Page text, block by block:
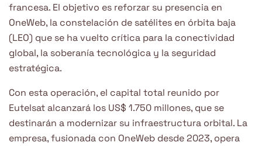
francesa. El objetivo es reforzar su presencia en
OneWeb, la constelación de satélites en órbita baja
(LEO) que se ha vuelto crítica para la conectividad
global, la soberanía tecnológica y la seguridad
estratégica.
Con esta operación, el capital total reunido por
Eutelsat alcanzará los US$ 1.750 millones, que se
destinarán a modernizar su infraestructura orbital. La
empresa, fusionada con OneWeb desde 2023, opera